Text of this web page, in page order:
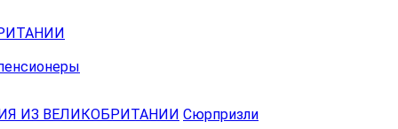
ИЗ ВЕЛИКОБРИТАНИИ Сюрпризли